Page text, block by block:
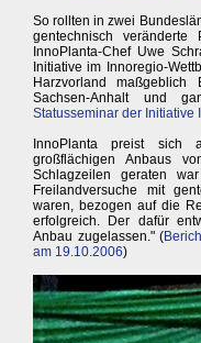
So rollten in zwei
gentechnisch
InnoPlanta-Chef Uwe
Initiative im Innoregio-
Harzvorland
Sachsen-Anhalt und
Statusseminar der Initiative
InnoPlanta preist sich
großflächigen Anbaus
Schlagzeilen geraten
Freilandversuche mit
waren, bezogen auf die
erfolgreich. Der dafür
Anbau zugelassen." (
am 19.10.2006)